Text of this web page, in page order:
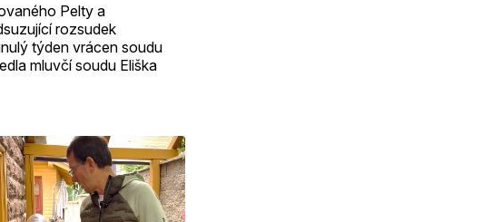
Pelty a
rozsudek
týden vrácen soudu
mluvčí soudu Eliška